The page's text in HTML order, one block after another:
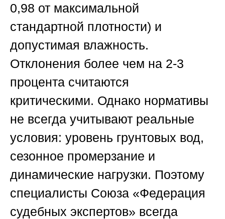
0,98 от максимальной
стандартной плотности) и
допустимая влажность.
Отклонения более чем на 2-3
процента считаются
критическими. Однако нормативы
не всегда учитывают реальные
условия: уровень грунтовых вод,
сезонное промерзание и
динамические нагрузки. Поэтому
специалисты Союза «Федерация
судебных экспертов» всегда